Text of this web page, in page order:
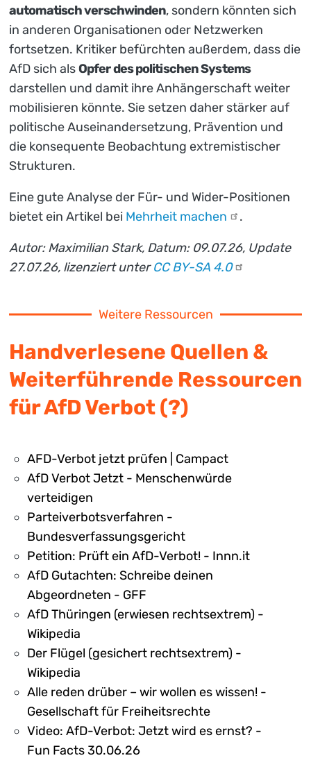
automatisch verschwinden, sondern könnten sich
in anderen Organisationen oder Netzwerken
fortsetzen. Kritiker befürchten außerdem, dass die
AfD sich alsOpfer des politischen Systems
darstellen und damit ihre Anhängerschaft weiter
mobilisieren könnte. Sie setzen daher stärker auf
politische Auseinandersetzung, Prävention und
die konsequente Beobachtung extremistischer
Strukturen.
Eine gute Analyse der Für- und Wider-Positionen
bietet ein Artikel bei Mehrheit machen .
Autor: Maximilian Stark, Datum: 09.07.26, Update
27.07.26, lizenziert unterCC BY-SA 4.0
Weitere Ressourcen
Handverlesene Quellen &
Weiterführende Ressourcen
für AfD Verbot (?)
AFD-Verbot jetzt prüfen | Campact
AfD Verbot Jetzt - Menschenwürde
verteidigen
Parteiverbotsverfahren -
Bundesverfassungsgericht
Petition: Prüft ein AfD-Verbot! - Innn.it
AfD Gutachten: Schreibe deinen
Abgeordneten - GFF
AfD Thüringen (erwiesen rechtsextrem) -
Wikipedia
Der Flügel (gesichert rechtsextrem) -
Wikipedia
Alle reden drüber – wir wollen es wissen! -
Gesellschaft für Freiheitsrechte
Video: AfD-Verbot: Jetzt wird es ernst? -
Fun Facts 30.06.26